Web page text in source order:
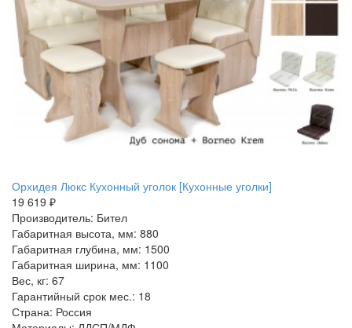
Орхидея Люкс Кухонный уголок [Кухонные уголки]
19 619 ₽
Производитель: Бител
Габаритная высота, мм: 880
Габаритная глубина, мм: 1500
Габаритная ширина, мм: 1100
Вес, кг: 67
Гарантийный срок мес.: 18
Страна: Россия